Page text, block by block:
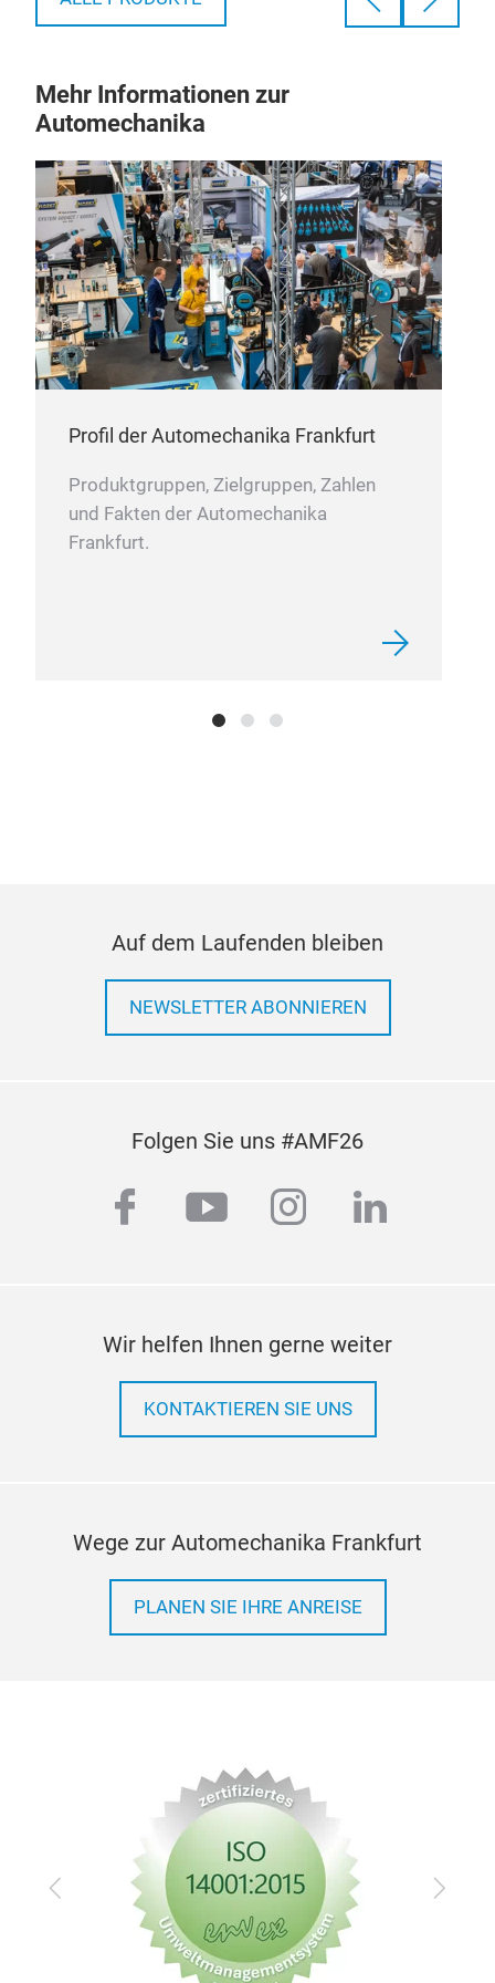
Mehr Informationen zur
Automechanika
Profil der Automechanika Frankfurt
Produktgruppen, Zielgruppen, Zahlen
und Fakten der Automechanika
Frankfurt.
Auf dem Laufenden bleiben
NEWSLETTER ABONNIEREN
Folgen Sie uns #AMF26
facebook
youtubeinstagram
linkedin
Wir helfen Ihnen gerne weiter
KONTAKTIEREN SIE UNS
Wege zur Automechanika Frankfurt
PLANEN SIE IHRE ANREISE
Zurück Vor